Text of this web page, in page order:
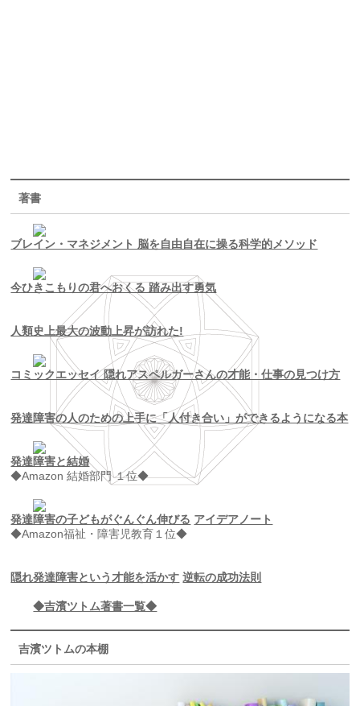
著書
ブレイン・マネジメント 脳を自由自在に操る科学的メソッド
今ひきこもりの君へおくる 踏み出す勇気
人類史上最大の波動上昇が訪れた!
コミックエッセイ 隠れアスペルガーさんの才能・仕事の見つけ方
発達障害の人のための上手に「人付き合い」ができるようになる本
発達障害と結婚
◆Amazon 結婚部門 １位◆
発達障害の子どもがぐんぐん伸びる アイデアノート
◆Amazon福祉・障害児教育１位◆
隠れ発達障害という才能を活かす 逆転の成功法則
◆吉濱ツトム著書一覧◆
吉濱ツトムの本棚